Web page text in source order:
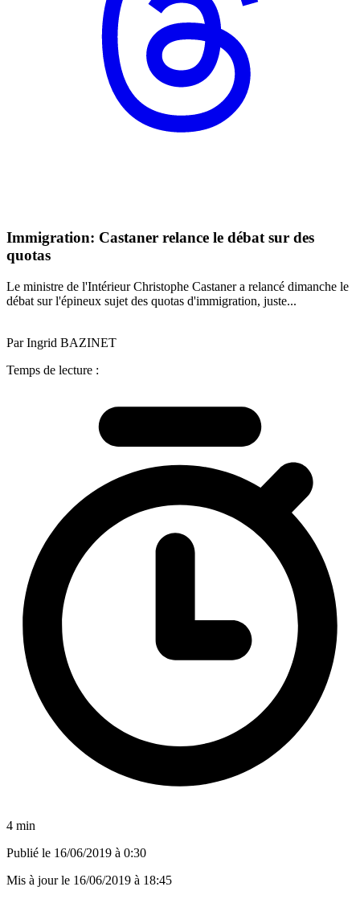
Immigration: Castaner relance le débat sur des
quotas
Le ministre de l'Intérieur Christophe Castaner a relancé dimanche le
débat sur l'épineux sujet des quotas d'immigration, juste...
Par Ingrid BAZINET
Temps de lecture :
4 min
Publié le 16/06/2019 à 0:30
Mis à jour le 16/06/2019 à 18:45